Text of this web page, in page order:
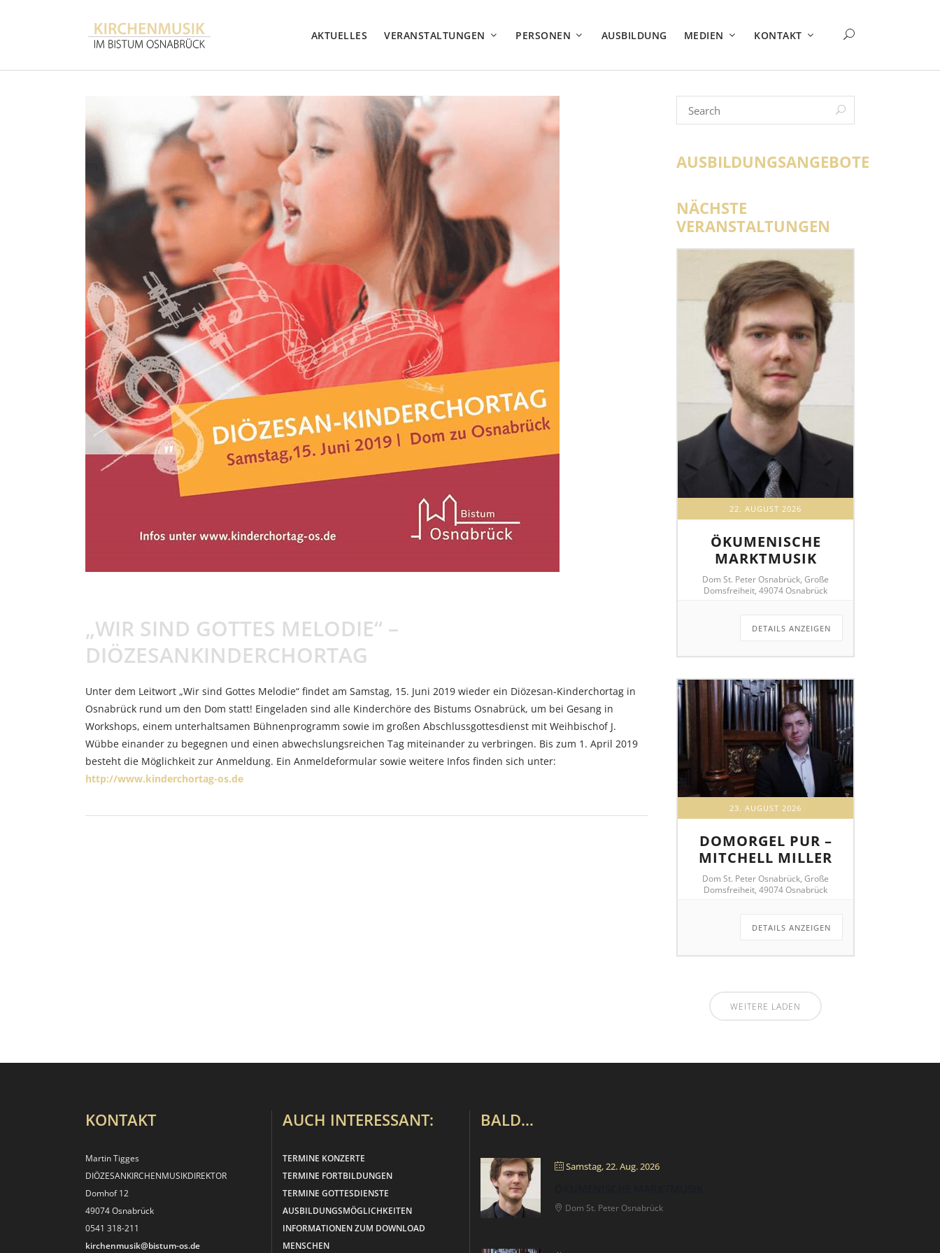
AKTUELLES VERANSTALTUNGEN PERSONEN AUSBILDUNG MEDIEN KONTAKT
„WIR SIND GOTTES MELODIE“ –
DIÖZESANKINDERCHORTAG
Unter dem Leitwort „Wir sind Gottes Melodie“ findet am Samstag, 15. Juni 2019 wieder ein Diözesan-Kinderchortag in
Osnabrück rund um den Dom statt! Eingeladen sind alle Kinderchöre des Bistums Osnabrück, um bei Gesang in
Workshops, einem unterhaltsamen Bühnenprogramm sowie im großen Abschlussgottesdienst mit Weihbischof J.
Wübbe einander zu begegnen und einen abwechslungsreichen Tag miteinander zu verbringen. Bis zum 1. April 2019
besteht die Möglichkeit zur Anmeldung. Ein Anmeldeformular sowie weitere Infos finden sich unter:
http://www.kinderchortag-os.de
AUSBILDUNGSANGEBOTE
NÄCHSTE
VERANSTALTUNGEN
22. AUGUST 2026
ÖKUMENISCHE
MARKTMUSIK
Dom St. Peter Osnabrück, Große
Domsfreiheit, 49074 Osnabrück
DETAILS ANZEIGEN
23. AUGUST 2026
DOMORGEL PUR –
MITCHELL MILLER
Dom St. Peter Osnabrück, Große
Domsfreiheit, 49074 Osnabrück
DETAILS ANZEIGEN
WEITERE LADEN
KONTAKT
Martin Tigges
DIÖZESANKIRCHEN­MUSIKDIREKTOR
Domhof 12
49074 Osnabrück
0541 318-211
kirchenmusik@bistum-os.de
AUCH INTERESSANT:
TERMINE KONZERTE
TERMINE FORTBILDUNGEN
TERMINE GOTTESDIENSTE
AUSBILDUNGSMÖGLICHKEITEN
INFORMATIONEN ZUM DOWNLOAD
MENSCHEN
BALD…
Samstag, 22. Aug. 2026
Dom St. Peter Osnabrück